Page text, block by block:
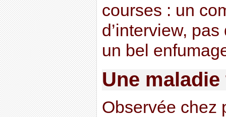
courses : un
d’interview,
un bel
Une
Observée chez